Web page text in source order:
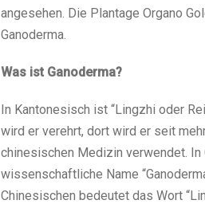
angesehen. Die Plantage Organo
Ganoderma.
Was ist Ganoderma?
In Kantonesisch ist “Lingzhi oder
wird er verehrt, dort wird er seit
chinesischen Medizin verwendet. In
wissenschaftliche Name
Chinesischen bedeutet das Wort